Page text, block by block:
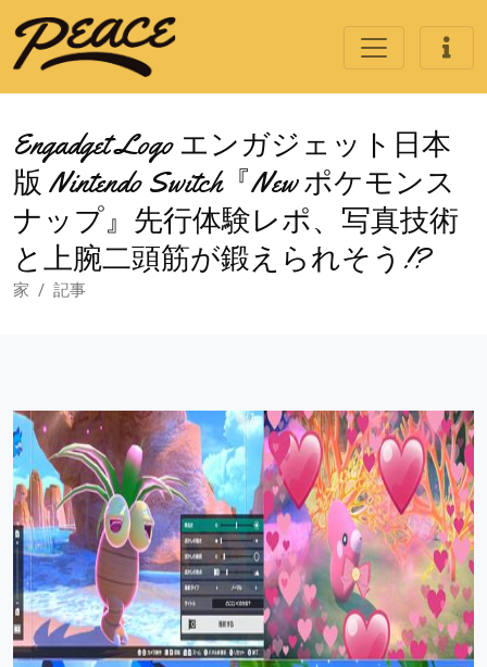
Engadget Logo エンガジェット日本
版 Nintendo Switch『New ポケモンス
ナップ』先行体験レポ、写真技術
と上腕二頭筋が鍛えられそう!?
家 記事